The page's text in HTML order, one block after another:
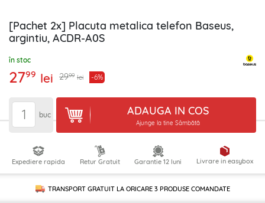
[Pachet 2x] Placuta metalica telefon Baseus,
argintiu, ACDR-A0S
în stoc
2799 lei 2999 lei -6%
buc ADAUGA IN COS
Ajunge la tine Sâmbătă
Expediere rapida Retur Gratuit Garantie 12 luni Livrare in easybox
TRANSPORT GRATUIT LA ORICARE 3 PRODUSECOMANDATE